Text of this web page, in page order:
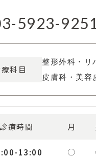
5923-9251
科目
整形外科・リ
皮膚科・美容
診療時間 月
13:00 〇